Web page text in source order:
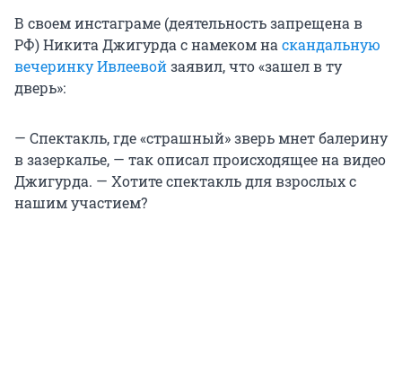
В своем инстаграме (деятельность запрещена в
РФ) Никита Джигурда с намеком наскандальную
вечеринку Ивлеевойзаявил, что «зашел в ту
дверь»:
— Спектакль, где «страшный» зверь мнет балерину
в зазеркалье, — так описал происходящее на видео
Джигурда. — Хотите спектакль для взрослых с
нашим участием?